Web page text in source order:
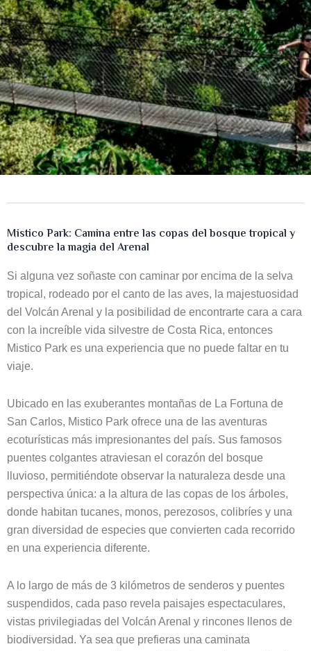
Mistico Park: Camina entre las copas del bosque tropical y
descubre la magia del Arenal
Si alguna vez soñaste con caminar por encima de la selva
tropical, rodeado por el canto de las aves, la majestuosidad
del Volcán Arenal y la posibilidad de encontrarte cara a cara
con la increíble vida silvestre de Costa Rica, entonces
Mistico Park es una experiencia que no puede faltar en tu
viaje.
Ubicado en las exuberantes montañas de La Fortuna de
San Carlos, Mistico Park ofrece una de las aventuras
ecoturísticas más impresionantes del país. Sus famosos
puentes colgantes atraviesan el corazón del bosque
lluvioso, permitiéndote observar la naturaleza desde una
perspectiva única: a la altura de las copas de los árboles,
donde habitan tucanes, monos, perezosos, colibríes y una
gran diversidad de especies que convierten cada recorrido
en una experiencia diferente.
A lo largo de más de 3 kilómetros de senderos y puentes
suspendidos, cada paso revela paisajes espectaculares,
vistas privilegiadas del Volcán Arenal y rincones llenos de
biodiversidad. Ya sea que prefieras una caminata